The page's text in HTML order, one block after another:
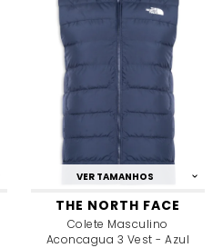
VER TAMANHOS
THE NORTH FACE
Colete Masculino
Aconcagua 3 Vest - Azul